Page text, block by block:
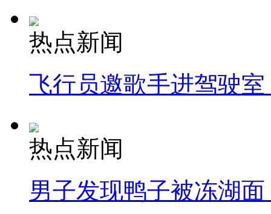
热点新闻
飞行员邀歌手进驾驶
热点新闻
男子发现鸭子被冻湖